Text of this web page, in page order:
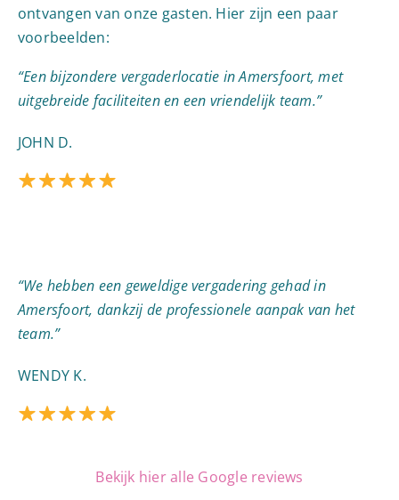
ontvangen van onze gasten. Hier zijn een paar
voorbeelden:
“Een bijzondere vergaderlocatie in Amersfoort, met
uitgebreide faciliteiten en een vriendelijk team.”
JOHN D.
“We hebben een geweldige vergadering gehad in
Amersfoort, dankzij de professionele aanpak van het
team.”
WENDY K.
Bekijk hier alle Google reviews